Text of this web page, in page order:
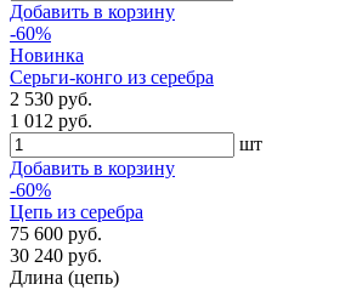
Добавить в корзину
-60%
Новинка
Серьги-конго из серебра
2 530 руб.
1 012 руб.
шт
Добавить в корзину
-60%
Цепь из серебра
75 600 руб.
30 240 руб.
Длина (цепь)